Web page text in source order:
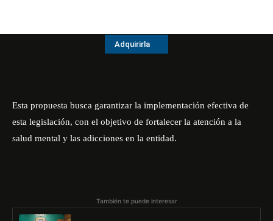
Adquirirla
Esta propuesta busca garantizar la implementación efectiva de
esta legislación, con el objetivo de fortalecer la atención a la
salud mental y las adicciones en la entidad.
También te puede interesar